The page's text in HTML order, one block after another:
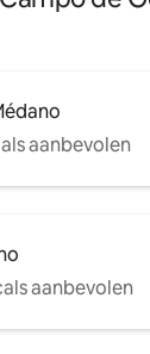
aanbevolen
aanbevolen